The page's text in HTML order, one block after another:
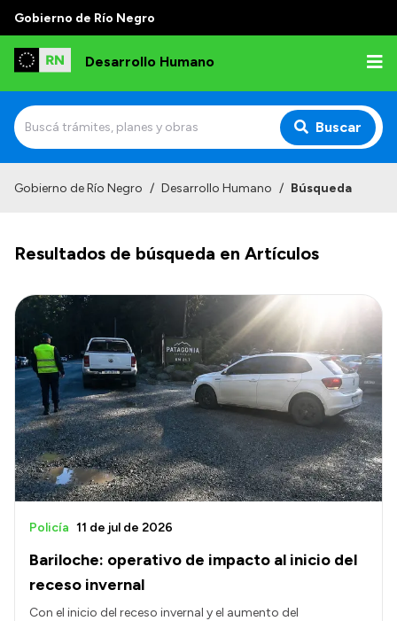
Gobierno de Río Negro
Desarrollo Humano
Buscar
Misión
Autoridades
Delegaciones
Normativa
Transparencia
Presupuesto
Boletín Oficial
Compras y licitaciones
Consulta de pago a proveedores
Convocatorias
Gobierno de Río Negro / Desarrollo Humano / Búsqueda
Resultados de búsqueda en Artículos
Bariloche: operativo de impacto al inicio del
receso invernal
Policía 11 de jul de 2026
Con el inicio del receso invernal y el aumento del